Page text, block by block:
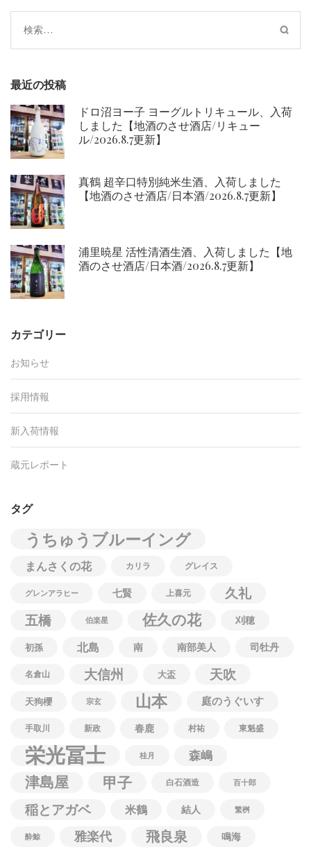
ョ
ン
検
索:
最近の投稿
ドロ沼ヨー子 ヨーグルトリキュール、入荷
しました【地酒のさせ酒店/リキュー
ル/2026.8.7更新】
真鶴 超辛口特別純米生酒、入荷しました
【地酒のさせ酒店/日本酒/2026.8.7更新】
浦里暁星 活性清酒生酒、入荷しました【地
酒のさせ酒店/日本酒/2026.8.7更新】
カテゴリー
お知らせ
採用情報
新入荷情報
蔵元レポート
タグ
うちゅうブルーイング
まんさくの花 カリラ グレイス
グレンアラヒー 七賢 上喜元
久礼
五橋
伯楽星 佐久の花 刈穂
初孫 北島 南 南部美人 司牡丹
名倉山 大信州 大盃 天吹
天狗櫻 宗玄 山本 庭のうぐいす
手取川 新政 春鹿 村祐 東魁盛
栄光冨士 桂月 森嶋
津島屋 甲子 白石酒造 百十郎
稲とアガベ 米鶴 結人 繁桝
酔鯨 雅楽代 飛良泉 鳴海